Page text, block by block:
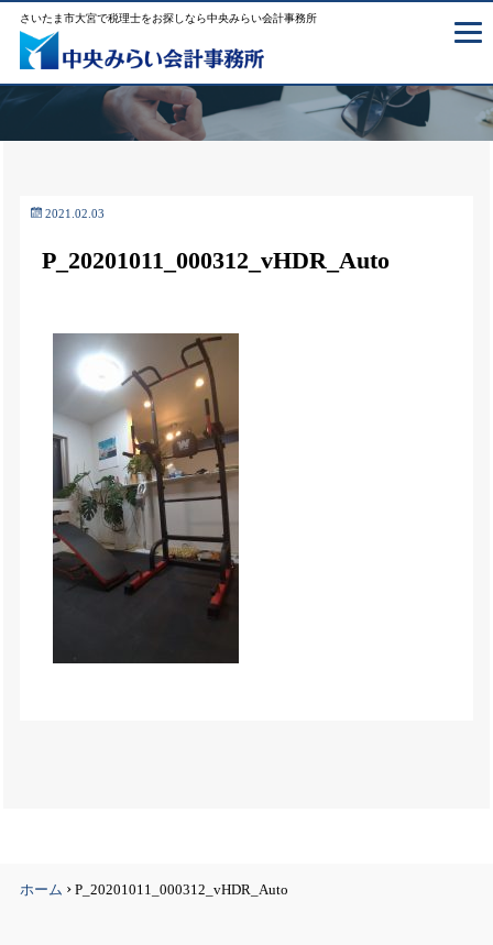
さいたま市大宮で税理士をお探しなら中央みらい会計事務所
2021.02.03
P_20201011_000312_vHDR_Auto
ホーム ›P_20201011_000312_vHDR_Auto